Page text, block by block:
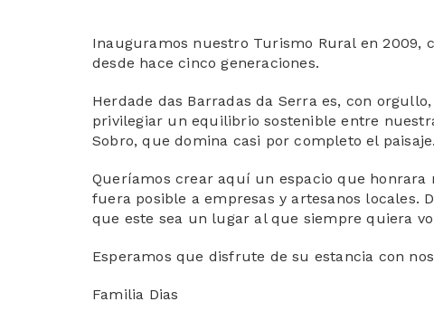
Inauguramos nuestro Turismo Rural en
desde hace cinco generaciones.
Herdade das Barradas da Serra es, con
privilegiar un equilibrio sostenible entre
Sobro, que domina casi por completo el paisaje.
Queríamos crear aquí un espacio que
fuera posible a empresas y artesanos locales.
que este sea un lugar al que siempre quiera
Esperamos que disfrute de su estancia con
Familia Dias